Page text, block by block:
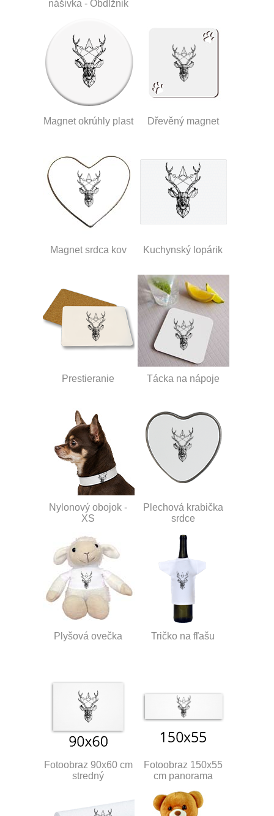
nášivka - Obdĺžnik
Magnet okrúhly plast Dřevěný magnet
Magnet srdca kov Kuchynský lopárik
Prestieranie Tácka na nápoje
Nylonový obojok -
XS
Plechová krabička
srdce
Plyšová ovečka Tričko na fľašu
Fotoobraz 90x60 cm
stredný
Fotoobraz 150x55
cm panorama